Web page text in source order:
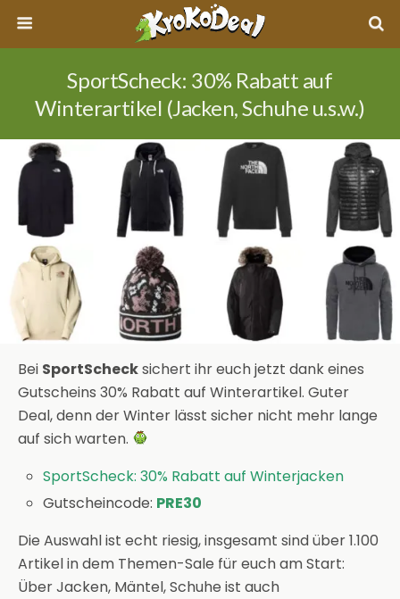
SportScheck: 30% Rabatt auf
Winterartikel (Jacken, Schuhe u.s.w.)
Bei SportSchecksichert ihr euch jetzt dank eines
Gutscheins 30% Rabatt auf Winterartikel. Guter
Deal, denn der Winter lässt sicher nicht mehr lange
auf sich warten.
SportScheck: 30% Rabatt auf Winterjacken
Gutscheincode: PRE30
Die Auswahl ist echt riesig, insgesamt sind über 1.100
Artikel in dem Themen-Sale für euch am Start:
Über Jacken, Mäntel, Schuhe ist auch